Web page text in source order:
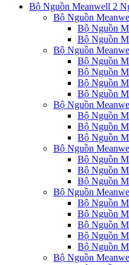
Bộ Nguồn Meanwell 2
Bộ Nguồn
Bộ Nguồn
Bộ Nguồn
Bộ Nguồn
Bộ Nguồn
Bộ Nguồn
Bộ Nguồn
Bộ Nguồn
Bộ Nguồn
Bộ Nguồn
Bộ Nguồn
Bộ Nguồn
Bộ Nguồn
Bộ Nguồn
Bộ Nguồn
Bộ Nguồn
Bộ Nguồn
Bộ Nguồn
Bộ Nguồn
Bộ Nguồn
Bộ Nguồn
Bộ Nguồn
Bộ Nguồn